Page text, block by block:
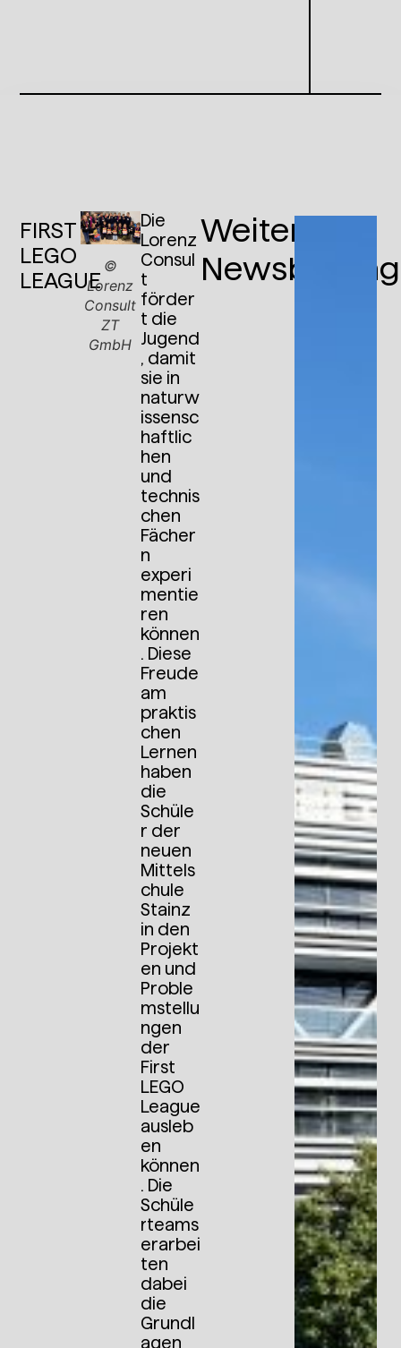
FIRST
LEGO
LEAGUE
©
Lorenz
Consult
ZT
GmbH
Die
Lorenz
Consul
t
förder
t die
Jugend
, damit
sie in
naturw
issensc
haftlic
hen
und
technis
chen
Fächer
n
experi
mentie
ren
können
. Diese
Freude
am
praktis
chen
Lernen
haben
die
Schüle
r der
neuen
Mittels
chule
Stainz
in den
Projekt
en und
Proble
mstellu
ngen
der
First
LEGO
League
ausleb
en
können
. Die
Schüle
rteams
erarbei
ten
dabei
die
Grundl
agen
Weitere